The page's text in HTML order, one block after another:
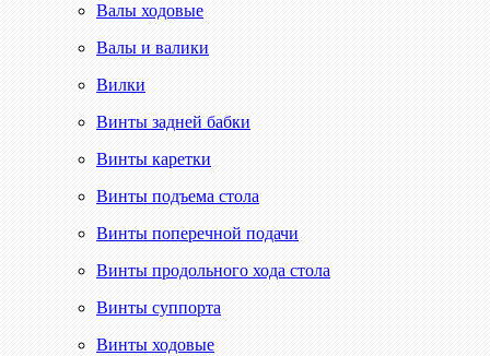
Валы ходовые
Валы и валики
Вилки
Винты задней бабки
Винты каретки
Винты подъема стола
Винты поперечной подачи
Винты продольного хода стола
Винты суппорта
Винты ходовые